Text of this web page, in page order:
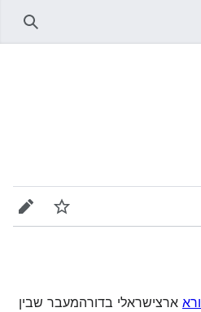
מעקב
ארצישראלי בדורהמעבר שבין